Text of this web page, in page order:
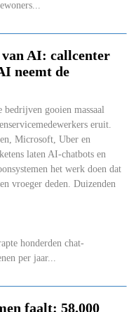
AI: callcenter
neemt de
bedrijven gooien massaal
eruit.
Microsoft, Uber en
laten AI-chatbots en
het werk doen dat
vroeger deden. Duizenden
honderden chat-
per jaar...
faalt: 58.000